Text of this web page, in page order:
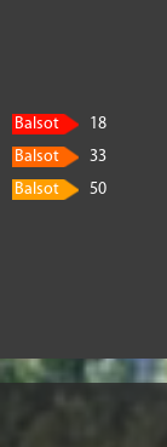
Balsot
18
Balsot
33
Balsot
50